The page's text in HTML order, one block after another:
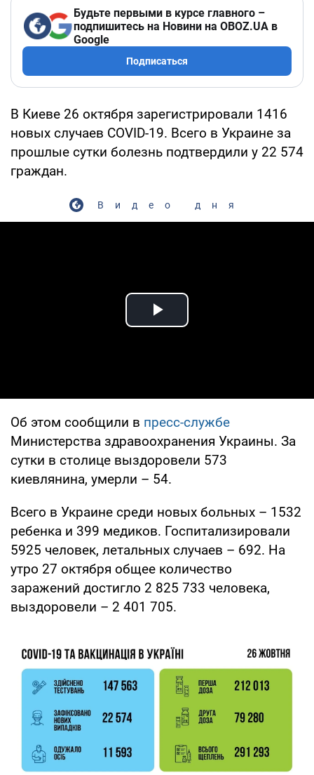
Будьте первыми в курсе главного –
подпишитесь на Новини на OBOZ.UA в
Google
Подписаться
В Киеве 26 октября зарегистрировали 1416
новых случаев COVID-19. Всего в Украине за
прошлые сутки болезнь подтвердили у 22 574
граждан.
Видео дня
Play Video
Об этом сообщили в пресс-службе
Министерства здравоохранения Украины. За
сутки в столице выздоровели 573
киевлянина, умерли – 54.
Всего в Украине среди новых больных – 1532
ребенка и 399 медиков. Госпитализировали
5925 человек, летальных случаев – 692. На
утро 27 октября общее количество
заражений достигло 2 825 733 человека,
выздоровели – 2 401 705.